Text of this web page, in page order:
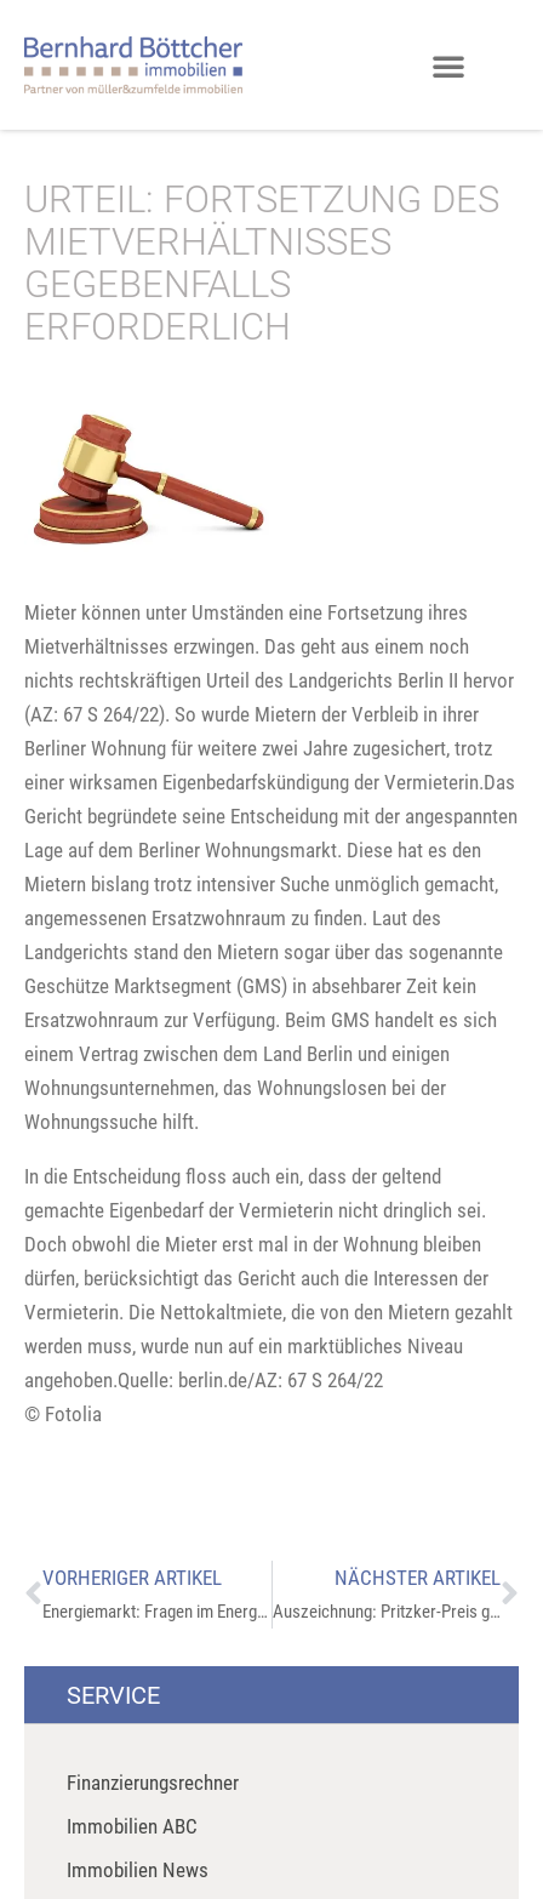
URTEIL: FORTSETZUNG DES
MIETVERHÄLTNISSES
GEGEBENFALLS
ERFORDERLICH
Mieter können unter Umständen eine Fortsetzung ihres
Mietverhältnisses erzwingen. Das geht aus einem noch
nichts rechtskräftigen Urteil des Landgerichts Berlin II hervor
(AZ: 67 S 264/22). So wurde Mietern der Verbleib in ihrer
Berliner Wohnung für weitere zwei Jahre zugesichert, trotz
einer wirksamen Eigenbedarfskündigung der Vermieterin.Das
Gericht begründete seine Entscheidung mit der angespannten
Lage auf dem Berliner Wohnungsmarkt. Diese hat es den
Mietern bislang trotz intensiver Suche unmöglich gemacht,
angemessenen Ersatzwohnraum zu finden. Laut des
Landgerichts stand den Mietern sogar über das sogenannte
Geschütze Marktsegment (GMS) in absehbarer Zeit kein
Ersatzwohnraum zur Verfügung. Beim GMS handelt es sich
einem Vertrag zwischen dem Land Berlin und einigen
Wohnungsunternehmen, das Wohnungslosen bei der
Wohnungssuche hilft.
In die Entscheidung floss auch ein, dass der geltend
gemachte Eigenbedarf der Vermieterin nicht dringlich sei.
Doch obwohl die Mieter erst mal in der Wohnung bleiben
dürfen, berücksichtigt das Gericht auch die Interessen der
Vermieterin. Die Nettokaltmiete, die von den Mietern gezahlt
werden muss, wurde nun auf ein marktübliches Niveau
angehoben.Quelle: berlin.de/AZ: 67 S 264/22
© Fotolia
VORHERIGER ARTIKEL
Energiemarkt: Fragen im Energie-Monitoring gestrichen
NÄCHSTER ARTIKEL
Auszeichnung: Pritzker-Preis geht an Riken Yamamoto
SERVICE
Finanzierungsrechner
Immobilien ABC
Immobilien News